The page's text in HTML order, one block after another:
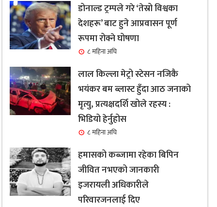
डोनाल्ड ट्रम्पले गरे ‘तेस्रो विश्वका
देशहरू’ बाट हुने आप्रवासन पूर्ण
रूपमा रोक्ने घोषणा
८ महिना अघि
लाल किल्ला मेट्रो स्टेसन नजिकै
भयंकर बम ब्लास्ट हुँदा आठ जनाको
मृत्यु, प्रत्यक्षदर्शि खोले रहस्य :
भिडियो हेर्नुहोस
८ महिना अघि
हमासको कब्जामा रहेका बिपिन
जीवित नभएको जानकारी
इजरायली अधिकारीले
परिवारजनलाई दिए